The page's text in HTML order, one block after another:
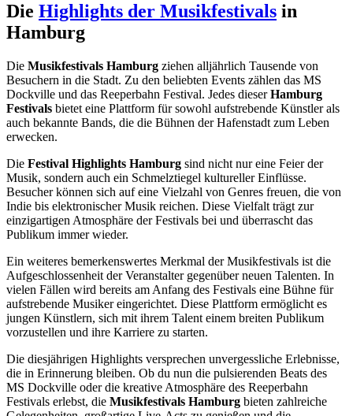
Die Highlights der Musikfestivals in
Hamburg
Die Musikfestivals Hamburg ziehen alljährlich Tausende von
Besuchern in die Stadt. Zu den beliebten Events zählen das MS
Dockville und das Reeperbahn Festival. Jedes dieserHamburg
Festivals bietet eine Plattform für sowohl aufstrebende Künstler als
auch bekannte Bands, die die Bühnen der Hafenstadt zum Leben
erwecken.
Die Festival Highlights Hamburg sind nicht nur eine Feier der
Musik, sondern auch ein Schmelztiegel kultureller Einflüsse.
Besucher können sich auf eine Vielzahl von Genres freuen, die von
Indie bis elektronischer Musik reichen. Diese Vielfalt trägt zur
einzigartigen Atmosphäre der Festivals bei und überrascht das
Publikum immer wieder.
Ein weiteres bemerkenswertes Merkmal der Musikfestivals ist die
Aufgeschlossenheit der Veranstalter gegenüber neuen Talenten. In
vielen Fällen wird bereits am Anfang des Festivals eine Bühne für
aufstrebende Musiker eingerichtet. Diese Plattform ermöglicht es
jungen Künstlern, sich mit ihrem Talent einem breiten Publikum
vorzustellen und ihre Karriere zu starten.
Die diesjährigen Highlights versprechen unvergessliche Erlebnisse,
die in Erinnerung bleiben. Ob du nun die pulsierenden Beats des
MS Dockville oder die kreative Atmosphäre des Reeperbahn
Festivals erlebst, die Musikfestivals Hamburg bieten zahlreiche